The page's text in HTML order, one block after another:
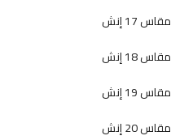
مقاس 17 إنش
مقاس 18 إنش
مقاس 19 إنش
مقاس 20 إنش